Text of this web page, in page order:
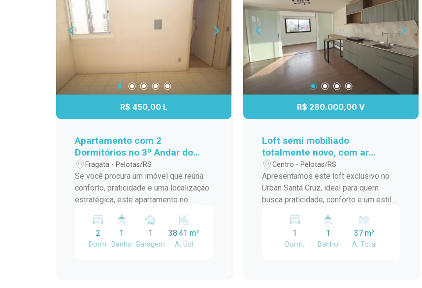
R$ 450,00 L
Apartamento com 2
Dormitórios no 3º Andar do
Residencial Estrela Gaúcha -
Excelente Localização
Fragata - Pelotas/RS
Se você procura um imóvel que reúna
conforto, praticidade e uma localização
estratégica, este apartamento no
excelente oportunidade. Com
ambientes bem distribuídos e ótima
iluminação natural, é ideal para quem
2
Dorm.
1
Banho
1
Garagem
38.41 m²
A. Útil
R$ 280.000,00 V
Loft semi mobiliado
totalmente novo, com ar
condicionado e a meia quadra
da ucpel
Centro - Pelotas/RS
Apresentamos este loft exclusivo no
Urban Santa Cruz, ideal para quem
busca praticidade, conforto e um estilo
ambiente integrado, excelente
aproveitamento de espaço,
acabamentos contemporâneos e ótima
1
Dorm.
1
Banho
37 m²
A. Total